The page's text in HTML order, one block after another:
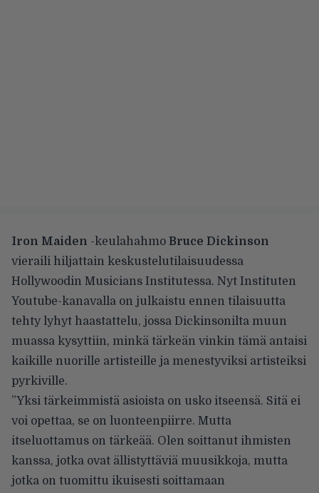
Iron Maiden -keulahahmo Bruce Dickinson
vieraili hiljattain keskustelutilaisuudessa
Hollywoodin Musicians Institutessa. Nyt Instituten
Youtube-kanavalla on julkaistu ennen tilaisuutta
tehty lyhyt haastattelu, jossa Dickinsonilta muun
muassa kysyttiin, minkä tärkeän vinkin tämä antaisi
kaikille nuorille artisteille ja menestyviksi artisteiksi
pyrkiville.
”Yksi tärkeimmistä asioista on usko itseensä. Sitä ei
voi opettaa, se on luonteenpiirre. Mutta
itseluottamus on tärkeää. Olen soittanut ihmisten
kanssa, jotka ovat ällistyttäviä muusikkoja, mutta
jotka on tuomittu ikuisesti soittamaan